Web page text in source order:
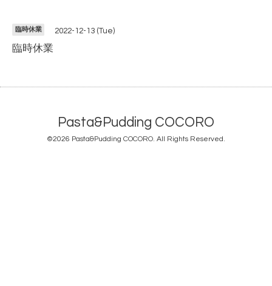
臨時休業 2022-12-13 (Tue)
臨時休業
Pasta&Pudding COCORO
©2026 Pasta&Pudding COCORO. All Rights Reserved.